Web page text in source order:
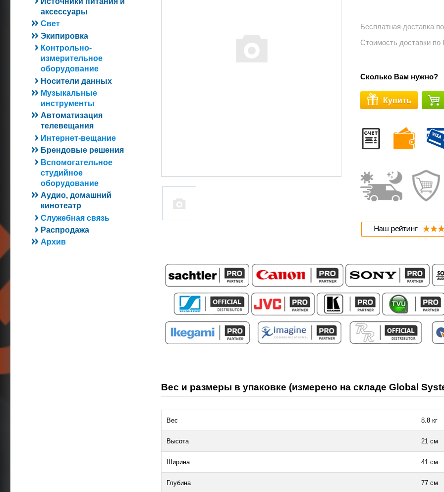
аксессуары
Свет
Экипировка
Контрольно-
измерительное
оборудование
Носители данных
Музыкальные
инструменты
Автоматизация
телевещания
Интернет-вещание
Брендовые решения
Вспомогательное
студийное
оборудование
Аудио, домашний
кинотеатр
Служебная связь
Распродажа
Архив
Бесплатная доставка
Стоимость доставки
Сколько Вам нужно?
Купить
Вес и размеры в упаковке (измерено на складе Global
Вес 8.8 кг
Высота 21 см
Ширина 41 см
Глубина 77 см